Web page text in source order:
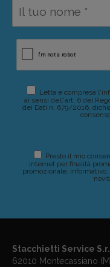
Letta e compresa
ai sensi dell'art. 6 del
dei Dati n. 679/2016,
Presto il mio
internet per finalità
promozionale,
Stacchietti Service
62010 Montecassiano